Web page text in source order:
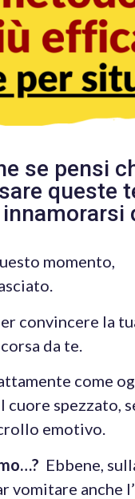
se pensi
queste
innamorarsi
momento,
convincere la
da te.
come
spezzato,
emotivo.
Ebbene,
vomitare anche